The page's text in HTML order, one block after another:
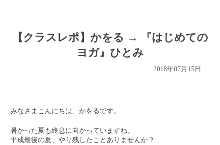
【クラスレポ】かをる → 『はじめての
ヨガ』ひとみ
2018年07月15日
みなさまこんにちは、かをるです。
暑かった夏も終息に向かっていますね。
平成最後の夏、やり残したことありませんか？